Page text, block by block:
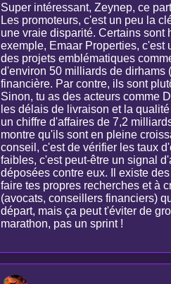
Super intéressant, Zeynep, ce
Les promoteurs, c'est un peu la
une vraie disparité. Certains sont
exemple, Emaar Properties, c'est
des projets emblématiques
d'environ 50 milliards de dirhams
financière. Par contre, ils sont
Sinon, tu as des acteurs comme
les délais de livraison et la
un chiffre d'affaires de 7,2
montre qu'ils sont en pleine
conseil, c'est de vérifier les taux
faibles, c'est peut-être un signal
déposées contre eux. Il existe
faire tes propres recherches et à
(avocats, conseillers financiers)
départ, mais ça peut t'éviter de
marathon, pas un sprint !